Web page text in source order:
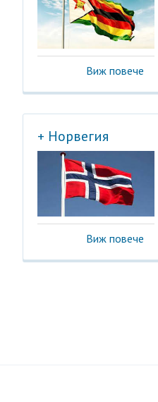
Виж повече
+ Норвегия
Виж повече